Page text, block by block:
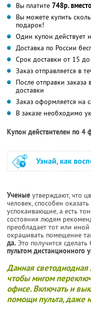
Вы платите 748р.
Вы можете купить
подарок!
Один купон действует
Доставка по России
Срок доставки от 15
Заказ отправляется в
После отправки
доставки
Заказ оформляется на
В заказе необходимо
Купон действителен по 4
Узнай, как
Ученые утверждают, что
человек, способен
успокаивающие, а есть
состояния людям
преобладает тот или
окрашивать помещение
да. Это получится сделать
пультом дистанционного
Данная светодиодная
чтобы мигом
офисе. Включать и
помощи пульта, даже